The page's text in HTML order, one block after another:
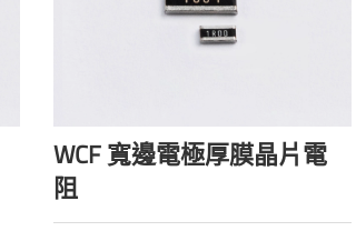
WCF 寬邊電極厚膜晶片電
阻